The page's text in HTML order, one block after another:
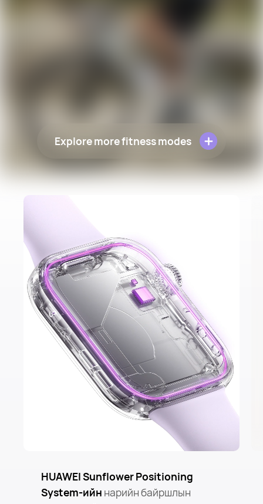
Explore more fitness modes
HUAWEI Sunflower Positioning
System-ийн нарийн байршлын